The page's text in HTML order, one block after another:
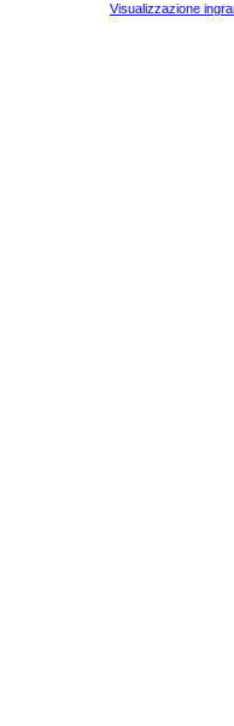
Visualizzazione